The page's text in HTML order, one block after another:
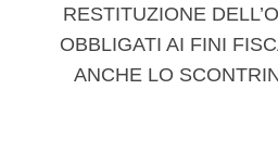
RESTITUZIONE
OBBLIGATI AI FINI
ANCHE LO